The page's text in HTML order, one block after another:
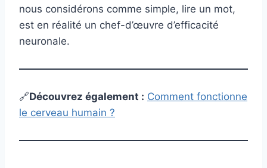
nous considérons comme simple, lire un mot,
est en réalité un chef-d’œuvre d’efficacité
neuronale.
🔗Découvrez également : Comment fonctionne
le cerveau humain ?